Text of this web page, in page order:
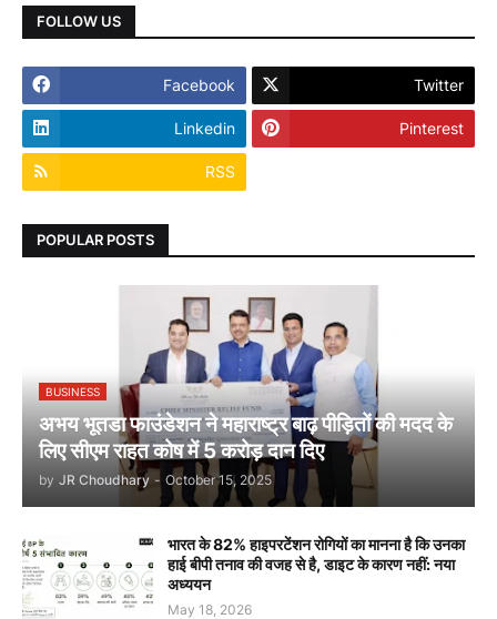
FOLLOW US
Facebook Twitter
Linkedin Pinterest
RSS
POPULAR POSTS
BUSINESS
अभय भूतडा फाउंडेशन ने महाराष्ट्र बाढ़ पीड़ितों की मदद के
लिए सीएम राहत कोष में 5 करोड़ दान दिए
by JR Choudhary - October 15, 2025
भारत के 82% हाइपरटेंशन रोगियों का मानना है कि उनका
हाई बीपी तनाव की वजह से है, डाइट के कारण नहीं: नया
अध्ययन
May 18, 2026